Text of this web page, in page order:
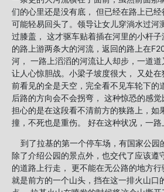
们的心里还是没有底， 但已经在路上已
可能轻易回头了。领导让女儿穿淌水过河
过膝盖， 这才驱车贴着插在河里的小杆
的路上游两条大的河流，返回的路上在
河， 一路上滔滔的河流让人却步，一道
让人心惊胆战。小梁子坡度很大， 又处
前看见的全是天空，完全看不见车轮下的
后路的方向会不会拐弯， 这种惊恐的感
担心的是在这段看不清前方的狭路上，如
撞，不死也是重伤。 好在这种状况，一路
到了拉基的第一个停车场，有国家公园
除了介绍公园的景点外，也交代了应该遵
的道路上行走， 更不能在无公路的地方
就是前方的一个山头，挡在这一排火山口